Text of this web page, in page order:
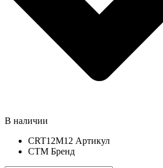
В наличии
CRT12M12 Артикул
СТМ Бренд